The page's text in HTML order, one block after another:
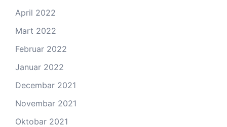
April 2022
Mart 2022
Februar 2022
Januar 2022
Decembar 2021
Novembar 2021
Oktobar 2021